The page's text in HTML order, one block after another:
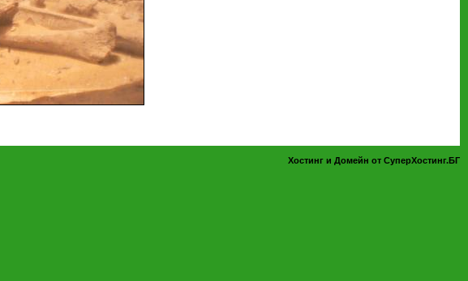
Хостинг и Домейн от СуперХостинг.БГ